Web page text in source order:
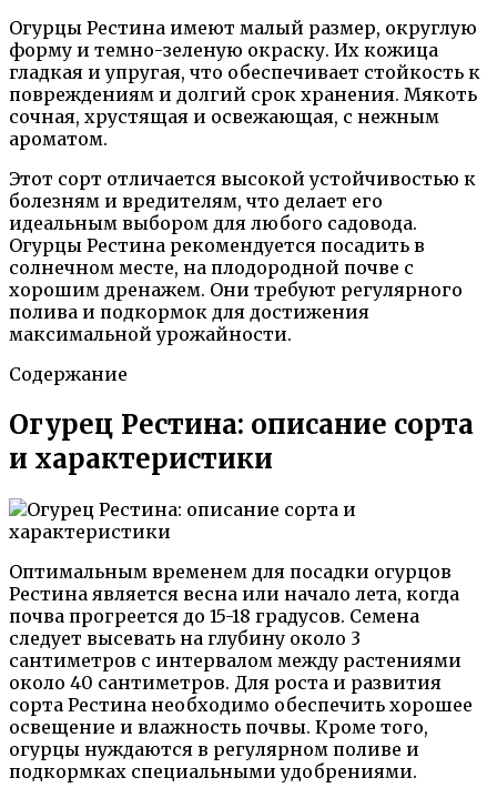
Огурцы Рестина имеют малый размер, округлую
форму и темно-зеленую окраску. Их кожица
гладкая и упругая, что обеспечивает стойкость к
повреждениям и долгий срок хранения. Мякоть
сочная, хрустящая и освежающая, с нежным
ароматом.
Этот сорт отличается высокой устойчивостью к
болезням и вредителям, что делает его
идеальным выбором для любого садовода.
Огурцы Рестина рекомендуется посадить в
солнечном месте, на плодородной почве с
хорошим дренажем. Они требуют регулярного
полива и подкормок для достижения
максимальной урожайности.
Содержание
Огурец Рестина: описание сорта
и характеристики
Оптимальным временем для посадки огурцов
Рестина является весна или начало лета, когда
почва прогреется до 15-18 градусов. Семена
следует высевать на глубину около 3
сантиметров с интервалом между растениями
около 40 сантиметров. Для роста и развития
сорта Рестина необходимо обеспечить хорошее
освещение и влажность почвы. Кроме того,
огурцы нуждаются в регулярном поливе и
подкормках специальными удобрениями.